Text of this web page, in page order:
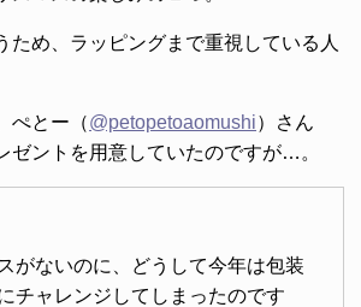
ため、ラッピングまで重視している人
ぺとー（@petopetoaomushi）さん
ゼントを用意していたのですが…。
がないのに、どうして今年は包装
チャレンジしてしまったのです